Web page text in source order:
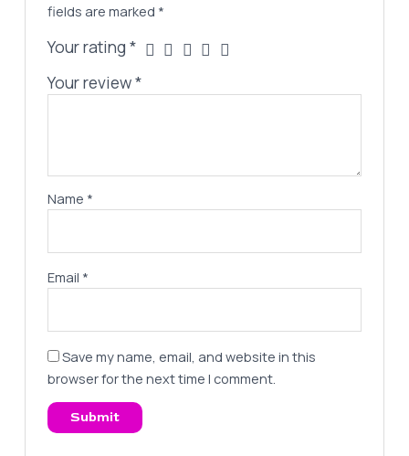
fields are marked *
Your rating*
Your review*
Name *
Email *
Save my name, email, and website in this
browser for the next time I comment.